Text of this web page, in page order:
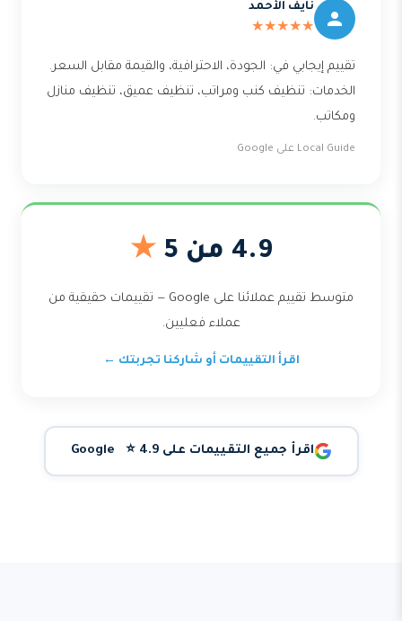
نايف الأحمد
★★★★★
تقييم إيجابي في: الجودة، الاحترافية، والقيمة مقابل السعر.
الخدمات: تنظيف كنب ومراتب، تنظيف عميق، تنظيف منازل
ومكاتب.
Local Guide على Google
4.9 من 5 ★
متوسط تقييم عملائنا على Google — تقييمات حقيقية من
عملاء فعليين.
اقرأ التقييمات أو شاركنا تجربتك ←
اقرأ جميع التقييمات على Google ⭐ 4.9